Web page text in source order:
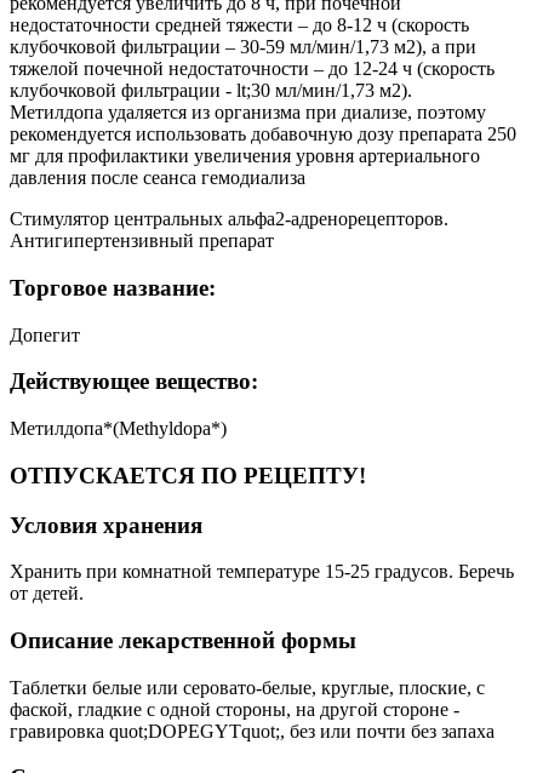
недостаточности средней тяжести – до 8-12 ч (скорость
клубочковой фильтрации – 30-59 мл/мин/1,73 м2), а при
тяжелой почечной недостаточности – до 12-24 ч (скорость
клубочковой фильтрации - lt;30 мл/мин/1,73 м2).
Метилдопа удаляется из организма при диализе, поэтому
рекомендуется использовать добавочную дозу препарата 250
мг для профилактики увеличения уровня артериального
давления после сеанса гемодиализа
Стимулятор центральных альфа2-адренорецепторов.
Антигипертензивный препарат
Торговое название:
Допегит
Действующее вещество:
Метилдопа*(Methyldopa*)
ОТПУСКАЕТСЯ ПО РЕЦЕПТУ!
Условия хранения
Хранить при комнатной температуре 15-25 градусов. Беречь
от детей.
Описание лекарственной формы
Таблетки белые или серовато-белые, круглые, плоские, с
фаской, гладкие с одной стороны, на другой стороне -
гравировка quot;DOPEGYTquot;, без или почти без запаха